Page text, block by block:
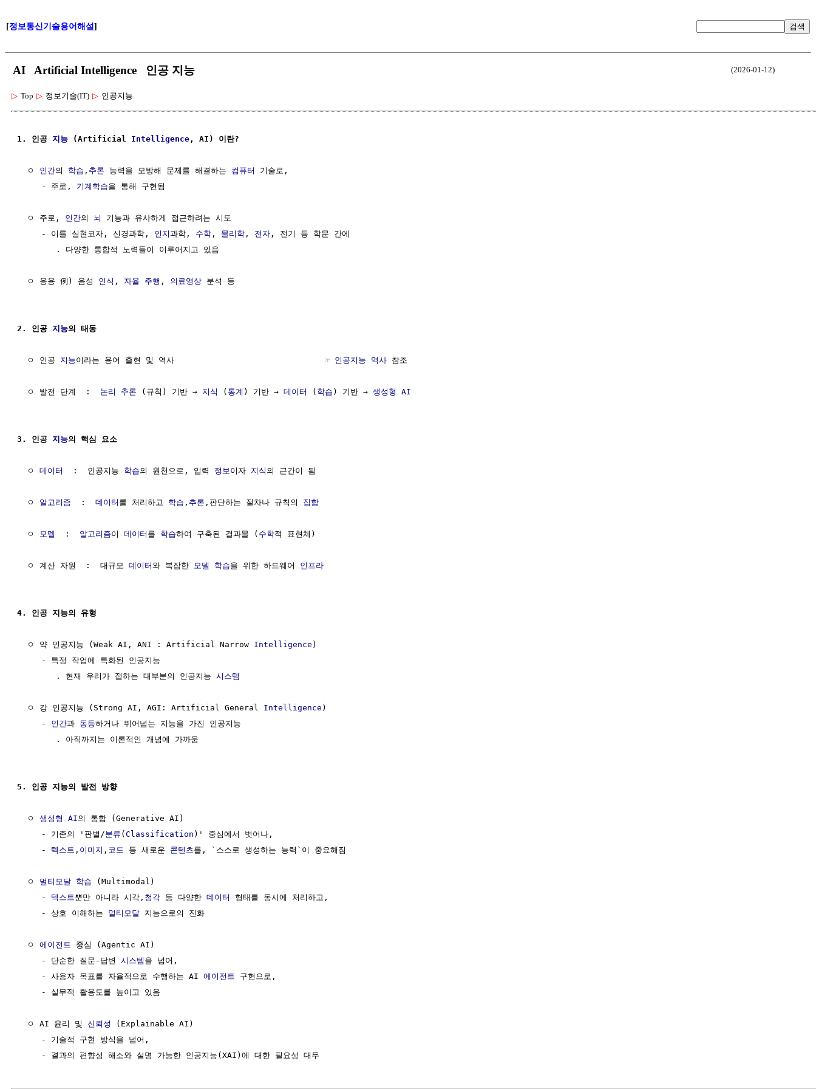
[정보통신기술용어해설] 검색
AI Artificial Intelligence 인공 지능 (2026-01-12)
▷ Top ▷ 정보기술(IT) ▷ 인공지능
1. 인공 지능 (Artificial Intelligence , AI) 이란?
  ㅇ
인간의 학습 , 추론 능력을 모방해 문제를 해결하는 컴퓨터
기술로,
     - 주로,
기계학습을 통해 구현됨
  ㅇ 주로,
인간의 뇌
기능과 유사하게 접근하려는 시도
     - 이를 실현코자, 신경과학,
인지과학, 수학 , 물리학 , 전자 , 전기 등 학문 간에
        . 다양한 통합적 노력들이 이루어지고 있음
  ㅇ 응용 例) 음성
인식 , 자율 주행 , 의료영상 분석 등
2. 인공 지능의 태동
  ㅇ 인공
지능이라는 용어 출현 및 역사                               ☞ 인공지능 역사 참조
  ㅇ 발전 단계  :
논리 추론 (규칙) 기반 → 지식 ( 통계 ) 기반 → 데이터 ( 학습 ) 기반 → 생성형 AI
3. 인공 지능의 핵심 요소
  ㅇ
데이터
  :  인공지능
학습의 원천으로, 입력 정보 이자 지식 의 근간이 됨
  ㅇ
알고리즘
  :
데이터 를 처리하고 학습 , 추론 ,판단하는 절차나 규칙의 집합
  ㅇ
모델
  :
알고리즘이 데이터 를 학습하여 구축된 결과물 ( 수학적 표현체)
  ㅇ 계산 자원  :  대규모
데이터와 복잡한 모델 학습을 위한 하드웨어 인프라
4. 인공 지능의 유형
  ㅇ 약 인공지능 (Weak AI, ANI : Artificial Narrow
Intelligence )
     - 특정 작업에 특화된 인공지능
        . 현재 우리가 접하는 대부분의 인공지능
시스템
  ㅇ 강 인공지능 (Strong AI, AGI: Artificial General
Intelligence )
     -
인간과 동등하거나 뛰어넘는 지능을 가진 인공지능
        . 아직까지는 이론적인 개념에 가까움
5. 인공 지능의 발전 방향
  ㅇ
생성형 AI의 통합 (Generative AI)
     - 기존의 '판별/
분류 (Classification )' 중심에서 벗어나,
     -
텍스트 , 이미지 , 코드 등 새로운 콘텐츠를, `스스로 생성하는 능력`이 중요해짐
  ㅇ
멀티모달 학습 (Multimodal)
     -
텍스트 뿐만 아니라 시각, 청각 등 다양한 데이터
형태를 동시에 처리하고,
     - 상호 이해하는
멀티모달 지능으로의 진화
  ㅇ
에이전트
중심 (Agentic AI)
     - 단순한 질문-답변
시스템 을 넘어,
     - 사용자 목표를 자율적으로 수행하는 AI
에이전트
구현으로,
     - 실무적 활용도를 높이고 있음
  ㅇ AI 윤리 및
신뢰성
(Explainable AI)
     - 기술적 구현 방식을 넘어,